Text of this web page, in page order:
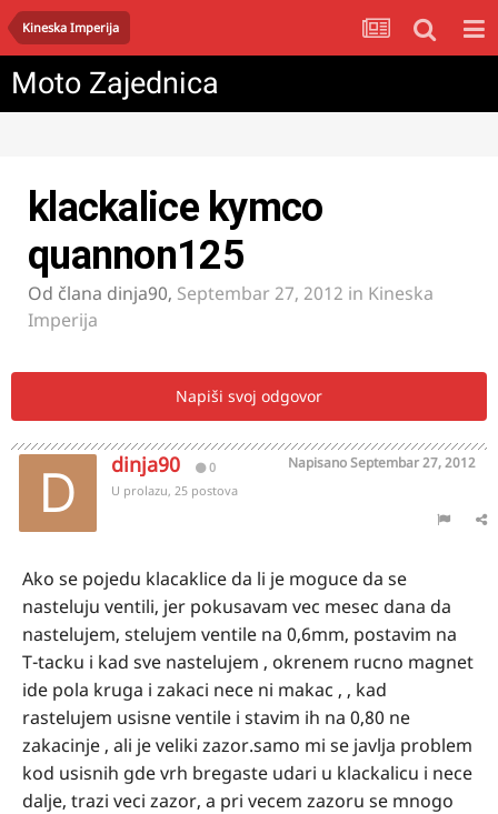
Kineska Imperija
Moto Zajednica
klackalice kymco
quannon125
Od člana dinja90, Septembar 27, 2012 in Kineska
Imperija
Napiši svoj odgovor
dinja90 0 NapisanoSeptembar 27, 2012
U prolazu, 25 postova
Ako se pojedu klacaklice da li je moguce da se
nasteluju ventili, jer pokusavam vec mesec dana da
nastelujem, stelujem ventile na 0,6mm, postavim na
T-tacku i kad sve nastelujem , okrenem rucno magnet
ide pola kruga i zakaci nece ni makac , , kad
rastelujem usisne ventile i stavim ih na 0,80 ne
zakacinje , ali je veliki zazor.samo mi se javlja problem
kod usisnih gde vrh bregaste udari u klackalicu i nece
dalje, trazi veci zazor, a pri vecem zazoru se mnogo